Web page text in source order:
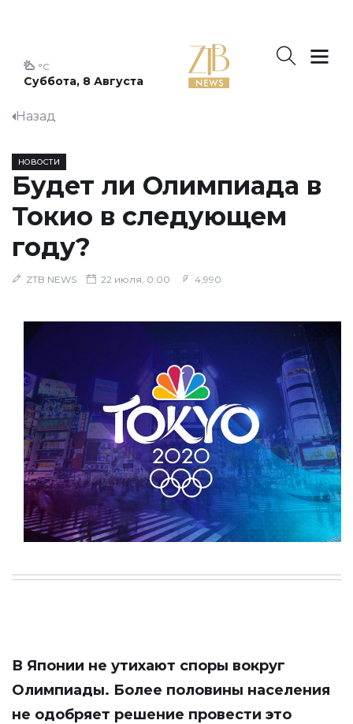
Суббота, 8 Августа
°C
Назад
НОВОСТИ
Будет ли Олимпиада в
Токио в следующем
году?
ZTB NEWS 22 июля, 0:00 4,990
В Японии не утихают споры вокруг
Олимпиады. Более половины населения
не одобряет решение провести это